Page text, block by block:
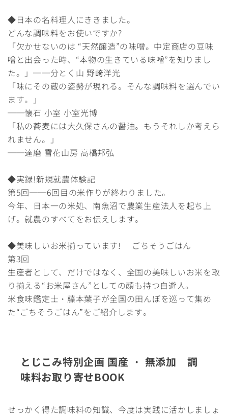
◆日本の名料理人にききました。
どんな調味料をお使いですか?
「欠かせないのは “天然醸造”の味噌。中定商店の豆味
噌と出会った時、“本物の生きている味噌”を知りまし
た。」──分とく山 野﨑洋光
「味にその蔵の姿勢が現れる。そんな調味料を選んでい
ます。」
──懐石 小室 小室光博
「私の蕎麦には大久保さんの醤油。もうそれしか考えら
れません。」
──達磨 雪花山房 高橋邦弘
◆実録!新規就農体験記
第5回──6回目の米作りが終わりました。
今年、日本一の米処、南魚沼で農業生産法人を起ち上
げ。就農のすべてをお伝えします。
◆美味しいお米揃っています! ごちそうごはん
第3回
生産者として、だけではなく、全国の美味しいお米を取
り揃える“お米屋さん”としての顔も持つ自遊人。
米食味鑑定士・藤本葉子が全国の田んぼを巡って集め
た“ごちそうごはん”をご紹介します。
とじこみ特別企画 国産 ・ 無添加 調
味料お取り寄せBOOK
せっかく得た調味料の知識、今度は実践に活かしましょ